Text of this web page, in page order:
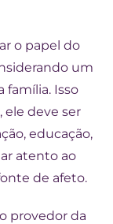
o papel do
um
Isso
ele deve ser
educação,
atento ao
de afeto.
provedor da